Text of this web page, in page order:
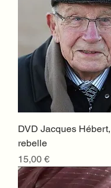
DVD Jacques
rebelle
Prix
15,00 €